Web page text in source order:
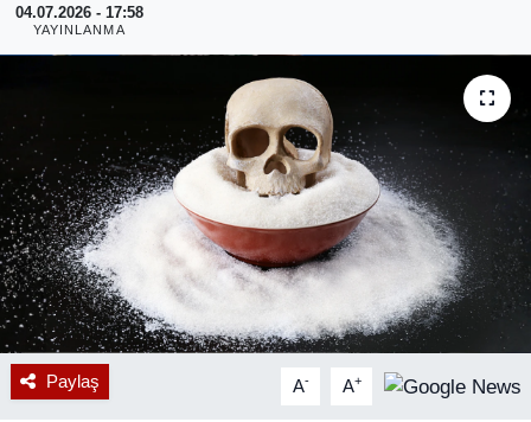
04.07.2026 - 17:58
YAYINLANMA
Paylaş A- A+